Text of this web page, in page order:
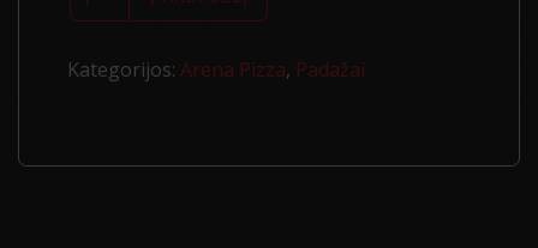
Alyvuogių
aliejus
bazilikais
Kategorijos: Arena Pizza, Padažai